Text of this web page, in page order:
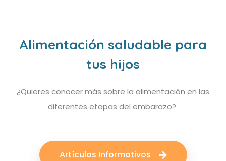
Alimentación saludable para
tus hijos
¿Quieres conocer más sobre la alimentación en las
diferentes etapas del embarazo?
Artículos Informativos